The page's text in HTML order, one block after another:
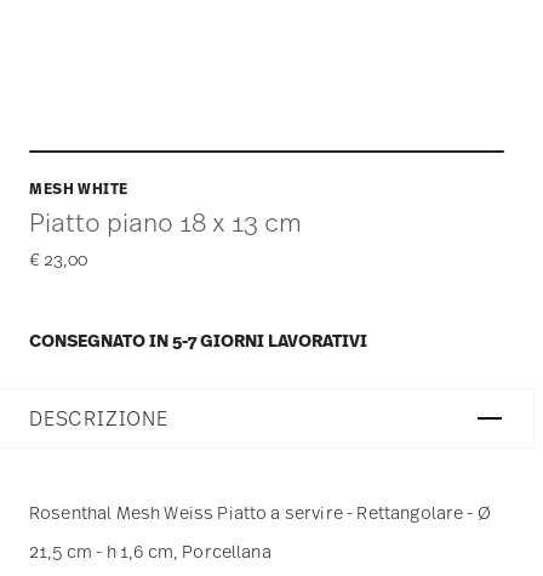
MESH WHITE
Piatto piano 18 x 13 cm
€ 23,00
CONSEGNATO IN 5-7 GIORNI LAVORATIVI
DESCRIZIONE
Rosenthal Mesh Weiss Piatto a servire - Rettangolare - Ø
21,5 cm - h 1,6 cm, Porcellana